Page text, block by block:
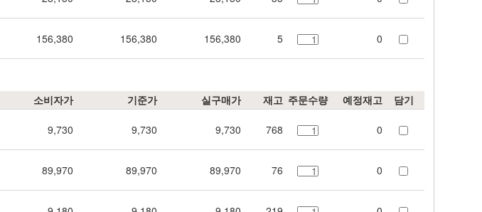
156,380 156,380 156,380 5 0
소비자가 기준가 실구매가 재고 주문수량 예정재고 담기
9,730 9,730 9,730 768 0
89,970 89,970 89,970 76 0